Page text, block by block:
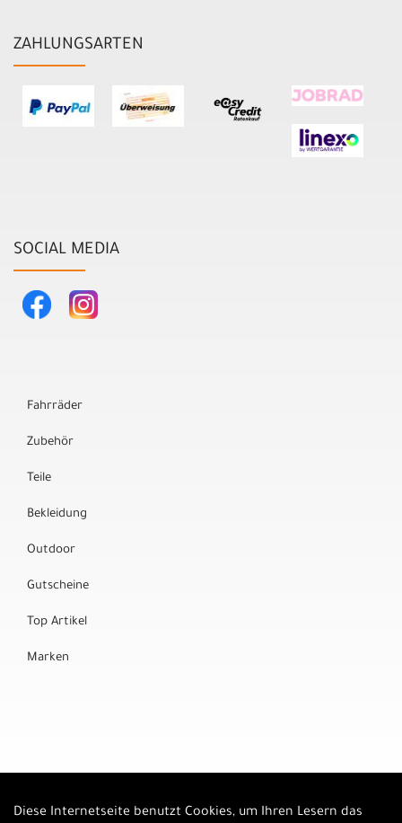
ZAHLUNGSARTEN
SOCIAL MEDIA
Fahrräder
Zubehör
Teile
Bekleidung
Outdoor
Gutscheine
Top Artikel
Marken
Diese Internetseite benutzt Cookies, um Ihren Lesern das